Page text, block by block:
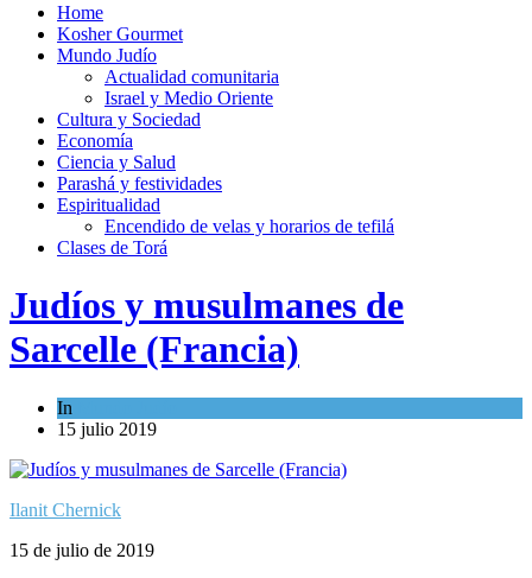
Home
Kosher Gourmet
Mundo Judío
Actualidad comunitaria
Israel y Medio Oriente
Cultura y Sociedad
Economía
Ciencia y Salud
Parashá y festividades
Espiritualidad
Encendido de velas y horarios de tefilá
Clases de Torá
Judíos y musulmanes de
Sarcelle (Francia)
In
15 julio 2019
Ilanit Chernick
15 de julio de 2019